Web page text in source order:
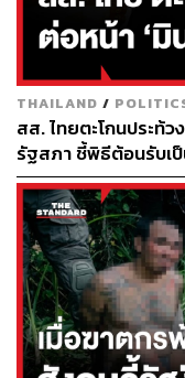
THAILAND /
สส. ไทยตะโกนประท้
รัฐสภา ชี้พิธีต้อนรับเ
ทูตไทย